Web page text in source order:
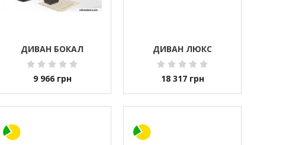
ДИВАН БОКАЛ
9 966 грн
ДИВАН ЛЮКС
18 317 грн